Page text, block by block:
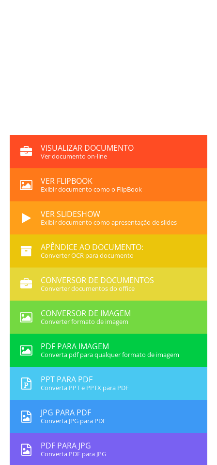
VISUALIZAR DOCUMENTO
Ver documento on-line
VER FLIPBOOK
Exibir documento como o FlipBook
VER SLIDESHOW
Exibir documento como apresentação de slides
APÊNDICE AO DOCUMENTO:
Converter OCR para documento
CONVERSOR DE DOCUMENTOS
Converter documentos do office
CONVERSOR DE IMAGEM
Converter formato de imagem
PDF PARA IMAGEM
Converta pdf para qualquer formato de imagem
PPT PARA PDF
Converta PPT e PPTX para PDF
JPG PARA PDF
Converta JPG para PDF
PDF PARA JPG
Converta PDF para JPG